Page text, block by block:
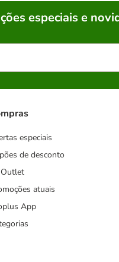
especiais e
especiais
de desconto
atuais
App